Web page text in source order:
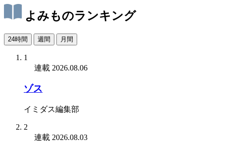
よみものランキング
24時間 週間 月間
1
連載 2026.08.06
ゾス
イミダス編集部
2
連載 2026.08.03